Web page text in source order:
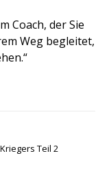
Coach, der Sie
Weg begleitet,
Teil 2